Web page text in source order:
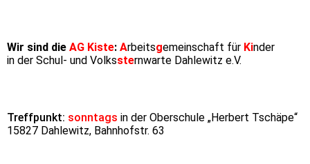
Wir sind die AG Kiste: Arbeitsgemeinschaft für Kinder
in der Schul- und Volkssternwarte Dahlewitz e.V.
Treffpunkt: sonntags in der Oberschule „Herbert Tschäpe“
15827 Dahlewitz, Bahnhofstr. 63